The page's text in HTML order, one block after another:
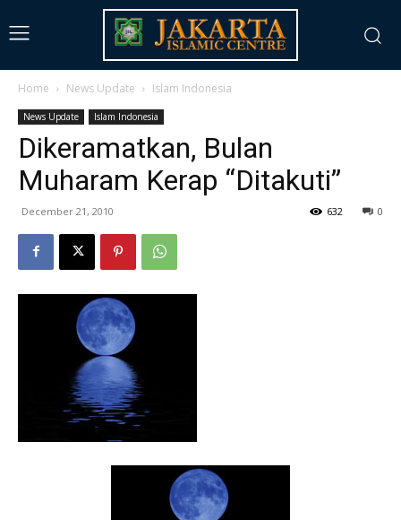
Home News Update Islam Indonesia
News Update Islam Indonesia
Dikeramatkan, Bulan
Muharam Kerap “Ditakuti”
December 21, 2010 0
632